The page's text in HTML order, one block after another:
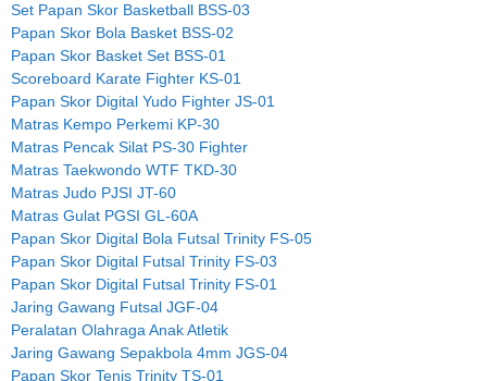
Set Papan Skor Basketball BSS-03
Papan Skor Bola Basket BSS-02
Papan Skor Basket Set BSS-01
Scoreboard Karate Fighter KS-01
Papan Skor Digital Yudo Fighter JS-01
Matras Kempo Perkemi KP-30
Matras Pencak Silat PS-30 Fighter
Matras Taekwondo WTF TKD-30
Matras Judo PJSI JT-60
Matras Gulat PGSI GL-60A
Papan Skor Digital Bola Futsal Trinity FS-05
Papan Skor Digital Futsal Trinity FS-03
Papan Skor Digital Futsal Trinity FS-01
Jaring Gawang Futsal JGF-04
Peralatan Olahraga Anak Atletik
Jaring Gawang Sepakbola 4mm JGS-04
Papan Skor Tenis Trinity TS-01